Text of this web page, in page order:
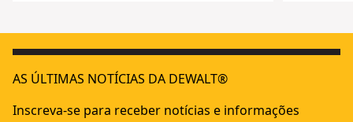
AS ÚLTIMAS NOTÍCIAS DA DEWALT®
Inscreva-se para receber notícias e informações